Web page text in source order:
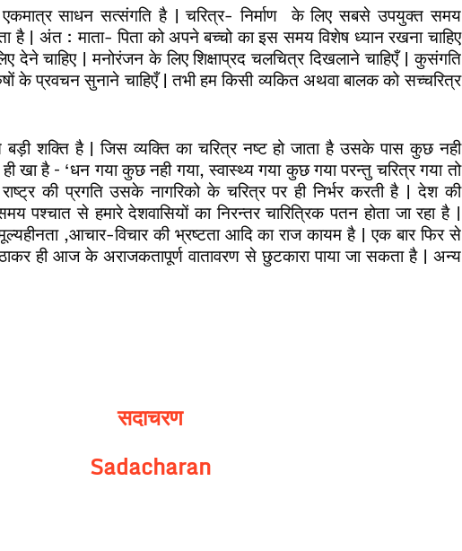
एकमात्र साधन सत्संगति है | चरित्र- निर्माण के लिए सबसे उपयुक्त समय
है | अंत : माता- पिता को अपने बच्चो का इस समय विशेष ध्यान रखना चाहिए
देने चाहिए | मनोरंजन के लिए शिक्षाप्रद चलचित्र दिखलाने चाहिएँ | कुसंगति
के प्रवचन सुनाने चाहिएँ | तभी हम किसी व्यकित अथवा बालक को सच्चरित्र
शक्ति है | जिस व्यक्ति का चरित्र नष्ट हो जाता है उसके पास कुछ नही
ही खा है – ‘धन गया कुछ नही गया, स्वास्थ्य गया कुछ गया परन्तु चरित्र गया तो
की प्रगति उसके नागरिको के चरित्र पर ही निर्भर करती है | देश की
पश्चात से हमारे देशवासियों का निरन्तर चारित्रिक पतन होता जा रहा है |
,आचार-विचार की भ्रष्टता आदि का राज कायम है | एक बार फिर से
ही आज के अराजकतापूर्ण वातावरण से छुटकारा पाया जा सकता है | अन्य
सदाचरण
Sadacharan